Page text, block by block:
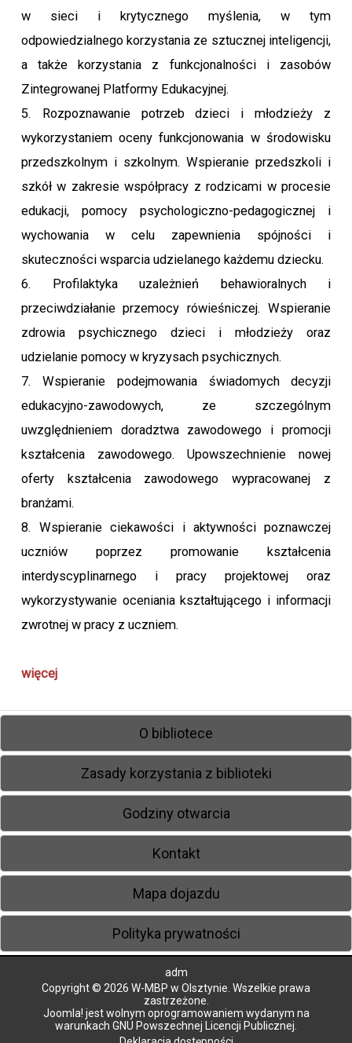
w sieci i krytycznego myślenia, w tym
odpowiedzialnego korzystania ze sztucznej inteligencji,
a także korzystania z funkcjonalności i zasobów
Zintegrowanej Platformy Edukacyjnej.
5. Rozpoznawanie potrzeb dzieci i młodzieży z
wykorzystaniem oceny funkcjonowania w środowisku
przedszkolnym i szkolnym. Wspieranie przedszkoli i
szkół w zakresie współpracy z rodzicami w procesie
edukacji, pomocy psychologiczno-pedagogicznej i
wychowania w celu zapewnienia spójności i
skuteczności wsparcia udzielanego każdemu dziecku.
6. Profilaktyka uzależnień behawioralnych i
przeciwdziałanie przemocy rówieśniczej. Wspieranie
zdrowia psychicznego dzieci i młodzieży oraz
udzielanie pomocy w kryzysach psychicznych.
7. Wspieranie podejmowania świadomych decyzji
edukacyjno-zawodowych, ze szczególnym
uwzględnieniem doradztwa zawodowego i promocji
kształcenia zawodowego. Upowszechnienie nowej
oferty kształcenia zawodowego wypracowanej z
branżami.
8. Wspieranie ciekawości i aktywności poznawczej
uczniów poprzez promowanie kształcenia
interdyscyplinarnego i pracy projektowej oraz
wykorzystywanie oceniania kształtującego i informacji
zwrotnej w pracy z uczniem.
więcej
O bibliotece
Zasady korzystania z biblioteki
Godziny otwarcia
Kontakt
Mapa dojazdu
Polityka prywatności
adm
Copyright © 2026 W-MBP w Olsztynie. Wszelkie prawa
zastrzeżone.
Joomla! jest wolnym oprogramowaniem wydanym na
warunkach GNU Powszechnej Licencji Publicznej.